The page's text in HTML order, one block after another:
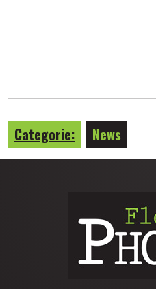
Categorie: News